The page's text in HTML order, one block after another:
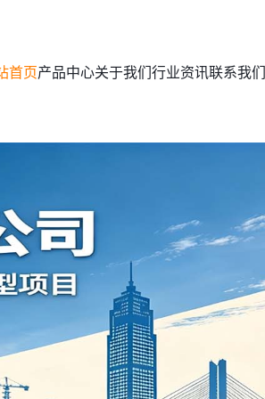
首页产品中心关于我们 行业资讯联系我们